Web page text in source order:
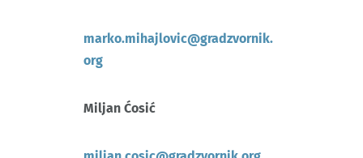
marko.mihajlovic@gradzvornik.
org
Miljan Ćosić